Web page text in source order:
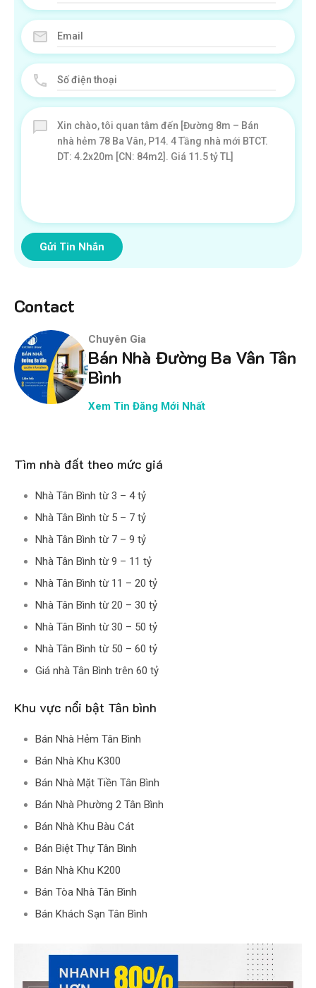
Gửi Tin Nhắn
Contact
Chuyên Gia
Bán Nhà Đường Ba Vân Tân
Bình
Xem Tin Đăng Mới Nhất
Tìm nhà đất theo mức giá
Nhà Tân Bình từ 3 – 4 tỷ
Nhà Tân Bình từ 5 – 7 tỷ
Nhà Tân Bình từ 7 – 9 tỷ
Nhà Tân Bình từ 9 – 11 tỷ
Nhà Tân Bình từ 11 – 20 tỷ
Nhà Tân Bình từ 20 – 30 tỷ
Nhà Tân Bình từ 30 – 50 tỷ
Nhà Tân Bình từ 50 – 60 tỷ
Giá nhà Tân Bình trên 60 tỷ
Khu vực nổi bật Tân bình
Bán Nhà Hẻm Tân Bình
Bán Nhà Khu K300
Bán Nhà Mặt Tiền Tân Bình
Bán Nhà Phường 2 Tân Bình
Bán Nhà Khu Bàu Cát
Bán Biệt Thự Tân Bình
Bán Nhà Khu K200
Bán Tòa Nhà Tân Bình
Bán Khách Sạn Tân Bình